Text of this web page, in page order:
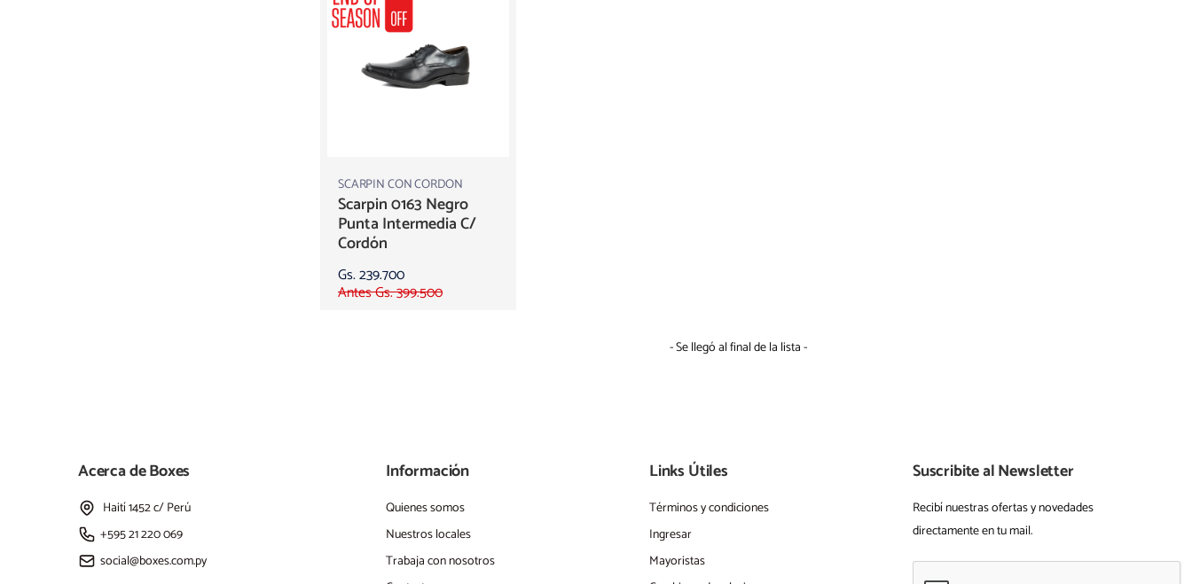
SCARPIN CON CORDON
Scarpin 0163 Negro
Punta Intermedia C/
Cordón
Gs. 239.700
Antes Gs. 399.500
- Se llegó al final de la lista -
Acerca de Boxes
Haití 1452 c/ Perú
+595 21 220 069
social@boxes.com.py
Información
Quienes somos
Nuestros locales
Trabaja con nosotros
Links Útiles
Términos y condiciones
Ingresar
Mayoristas
Suscribite al Newsletter
Recibí nuestras ofertas y novedades
directamente en tu mail.